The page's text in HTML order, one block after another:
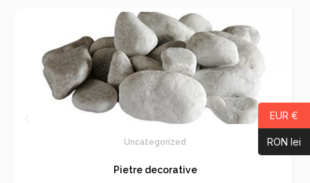
Uncategorized
Pietre decorative
EUR €
RON lei